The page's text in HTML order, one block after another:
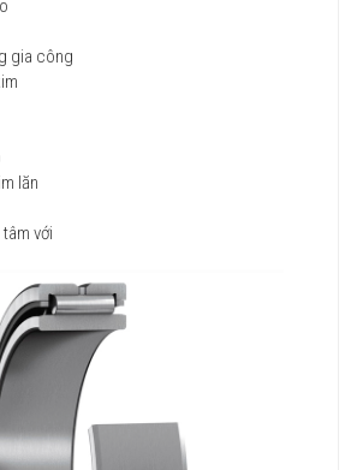
gia công
lăn
với